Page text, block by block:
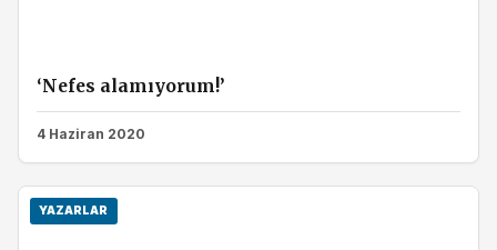
‘Nefes alamıyorum!’
4 Haziran 2020
YAZARLAR